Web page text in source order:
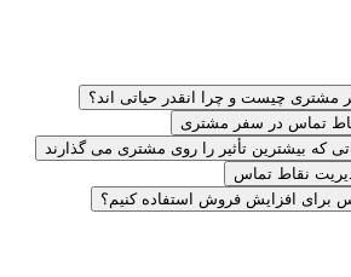
مشتری چیست و چرا انقدر حیاتی اند؟
تماس در سفر مشتری
نقاط تماس
برای افزایش فروش استفاده کنیم؟